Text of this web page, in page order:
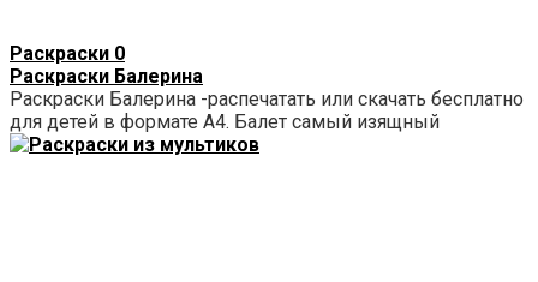
Раскраски 0
Раскраски Балерина
Раскраски Балерина -распечатать или скачать бесплатно
для детей в формате А4. Балет самый изящный